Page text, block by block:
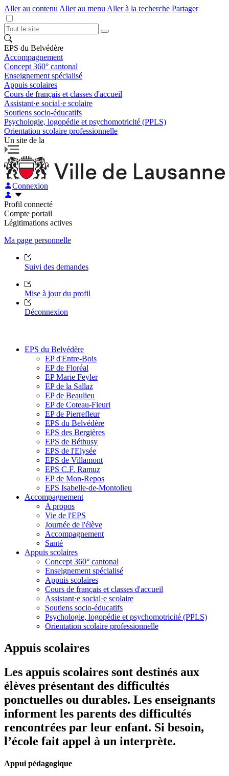
Aller au contenu Aller au menu Aller à la recherche Partager
EPS du Belvédère
Accompagnement
Concept 360° cantonal
Enseignement spécialisé
Appuis scolaires
Cours de français et classes d'accueil
Assistant·e social·e scolaire
Soutiens socio-éducatifs
Psychologie, logopédie et psychomotricité (PPLS)
Orientation scolaire professionnelle
Un site de la
Connexion
Profil connecté
Compte portail
Légitimations actives
Ma page personnelle
Suivi des demandes
Mise à jour du profil
Déconnexion
EPS du Belvédère
EP d'Entre-Bois
EP de Floréal
EP Marie Feyler
EP de la Sallaz
EP de Beaulieu
EP de Coteau-Fleuri
EP de Pierrefleur
EPS du Belvédère
EPS des Bergières
EPS de Béthusy
EPS de l'Elysée
EPS de Villamont
EPS C.F. Ramuz
EP de Mon-Repos
EPS Isabelle-de-Montolieu
Accompagnement
A propos
Vie de l'EPS
Journée de l'élève
Accompagnement
Santé
Appuis scolaires
Concept 360° cantonal
Enseignement spécialisé
Appuis scolaires
Cours de français et classes d'accueil
Assistant·e social·e scolaire
Soutiens socio-éducatifs
Psychologie, logopédie et psychomotricité (PPLS)
Orientation scolaire professionnelle
Appuis scolaires
Les appuis scolaires sont destinés aux
élèves présentant des difficultés
ponctuelles ou durables. Les enseignants
informent les parents des difficultés
rencontrées par leur enfant. Si besoin,
l’école fait appel à un interprète.
Appui pédagogique